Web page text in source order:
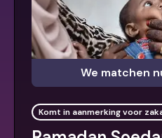
We matchen
Komt in aanmerking voor